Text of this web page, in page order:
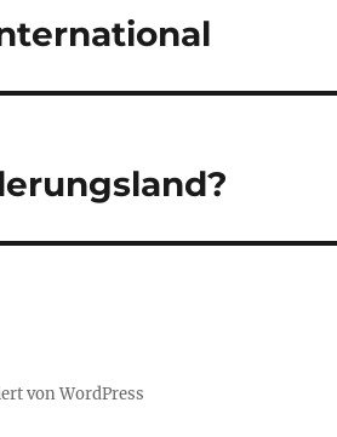
von WordPress